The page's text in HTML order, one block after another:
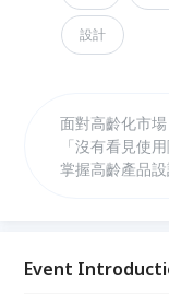
設計
面對高齡化市
「沒有看見使
掌握高齡產品
的設計策略，
Event